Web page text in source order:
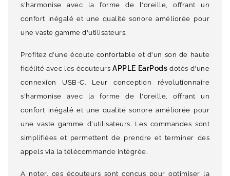
s'harmonise avec la forme de l'oreille, offrant un
confort inégalé et une qualité sonore améliorée pour
une vaste gamme d'utilisateurs.
Profitez d'une écoute confortable et d'un son de haute
fidélité avec les écouteurs APPLE EarPods dotés d'une
connexion USB-C. Leur conception révolutionnaire
s'harmonise avec la forme de l'oreille, offrant un
confort inégalé et une qualité sonore améliorée pour
une vaste gamme d'utilisateurs. Les commandes sont
simplifiées et permettent de prendre et terminer des
appels via la télécommande intégrée.
A noter, ces écouteurs sont conçus pour optimiser la